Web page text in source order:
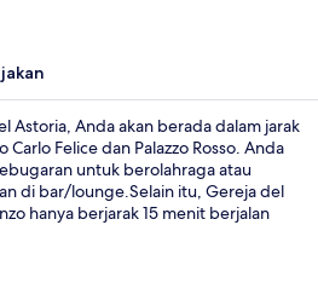
Astoria, Anda akan berada dalam jarak
Carlo Felice dan Palazzo Rosso. Anda
untuk berolahraga atau
di bar/lounge.Selain itu, Gereja del
hanya berjarak 15 menit berjalan